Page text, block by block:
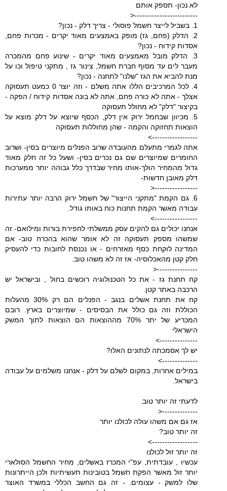
לא נכון- תספק אותם
-------------------------<
1. בשביל לייצר חשמל פוסולי - צריך דלק - נכון?
2. הדלק (פחם, גז) מופק באמצעים מאוד יקרים - מכרות פחם,
אסדות קידוח - נכון?
3. הדלק מובל מאמצעים מאוד יקרים - שינוע פחם מהמכרה
מעבר לים עד מסוף חברת חשמל, צינור גז , מתקני טיפול וכו על
מנת להביא את הגז "שלנו" לתחנה - נכון?
4. לכל המרכיבים הללו אתה משלם - וזה יוצר 0 כמעט תעסוקה
אצלך - אתה לא כורה פחם, אתה לא בונה אסדות קידוח / הפקה -
בקיצור "דלק" לא מחולל תעסוקה
5. מכיוון שבחמל ירוק אין דלק, הכסף שיוצא על דלק מוצא על
הוצאות תחזוקה והקמה - שהן מחוללות תעסוקה
------------------>
אתה לגמרי מתעלם מהעובדה שרוב הפנלים מיוצרים בסין- ושרוב
החומרים שמיוצרים שם גם נכרים בסין- ושעל כל זה חלק מאוד
גדול מהמחיר הולך-אותו מחיר שבדרך כלל גבוהה יותר ממערכות
דלק מאובן חדשות-
-----------------<
6. גם הקמת "מתקני הייצור" של חשמל ירוק הרבה יותר עתירות
עבודה מאשר הקמת תחנות כוח באותו גודל.
----------------->
אנחנו יכולים גם להקים עסק ממשלתי לחפירת בורות ומילואם- זה
שמשהו מספק תעסוקה זה לא אומר שהוא בהכרח טוב- אם
המדינה לוקחת כסף מאזרחים - או נכנסת לחובות כדי להעסיק
חלק קטן מהאכלוסיה- אז זה לא משהו טוב.
----------------<
קח תחנת גז - את כל הטכנולוגיה רוכשים בחול , ובישראל יש
הרכבה באתר קטן.
קח את תחנת אשלים בנגב - הפנלים הם רק 30% מהעלות
הכוללת וזה גם כולל את הבסיסים - שמיוצרים בארץ. רובם
המכריע של יתר 70% מההוצאות הם הוצאות לתוך המשק
הישראלי
--------------->
יש לך אסמכתה לנתונים האלו?
-------------->
במילים אחרות, במקום לשלם על דלק - אנחנו משלמים על עבודה
בישראל.
לדעתי זה יותר טוב.
--------------<
אז גם אם משהו עולה לכולנו יותר
זה יותר טוב?
------------------>
זה יותר זול לכולנו
עכשיו , עובדתית, עפ"י המכרז באשלים, מחיר החשמל הסולארי
יותר זול מאשר הפקת חשמל בטובינות תעשיתיות ולכן הייתרונות
שלו למשק - עצומים. - זה גם החשב הכללי במשרד האוצר